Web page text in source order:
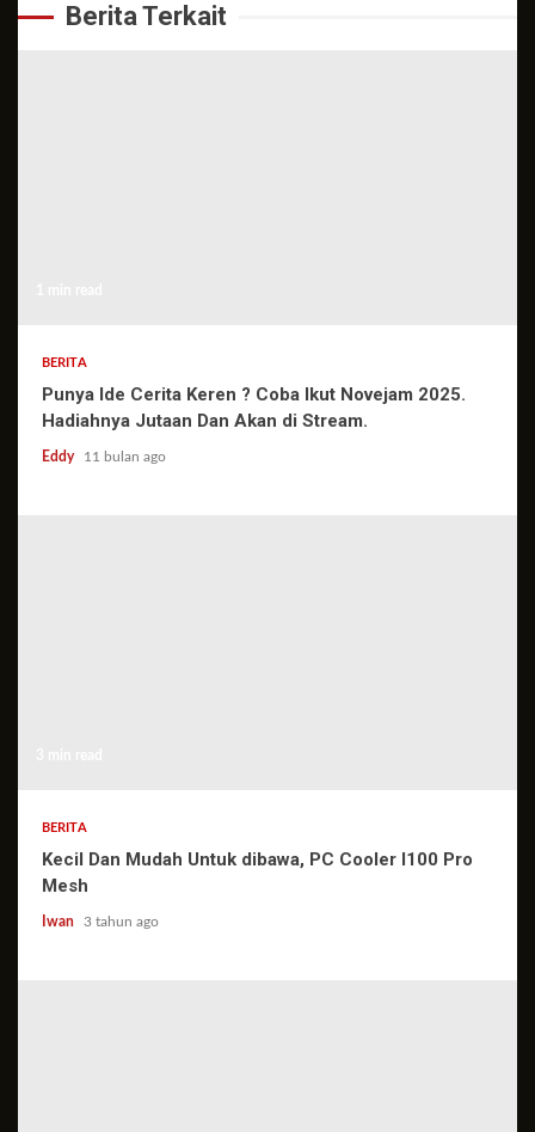
Berita Terkait
BERITA
Punya Ide Cerita Keren ? Coba Ikut Novejam 2025.
Hadiahnya Jutaan Dan Akan di Stream.
Eddy 11 bulan ago
BERITA
Kecil Dan Mudah Untuk dibawa, PC Cooler I100 Pro
Mesh
Iwan 3 tahun ago